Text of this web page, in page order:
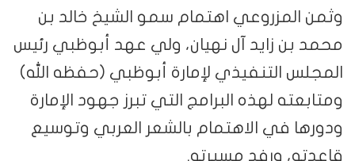
وثمن المزروعي اهتمام سمو الشيخ خالد بن
محمد بن زايد آل نهيان، ولي عهد أبوظبي رئيس
المجلس التنفيذي لإمارة أبوظبي (حفظه الله)
ومتابعته لهذه البرامج التي تبرز جهود الإمارة
ودورها في الاهتمام بالشعر العربي وتوسيع
قاعدته، ورفد مسيرته.